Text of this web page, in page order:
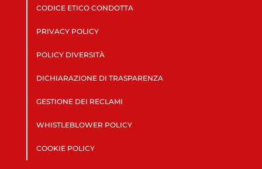
CODICE ETICO CONDOTTA
PRIVACY POLICY
POLICY DIVERSITÀ
DICHIARAZIONE DI TRASPARENZA
GESTIONE DEI RECLAMI
WHISTLEBLOWER POLICY
COOKIE POLICY